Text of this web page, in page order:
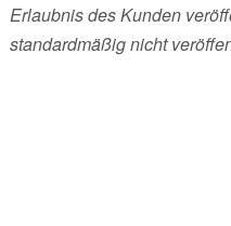
Erlaubnis des Kunden
standardmäßig nicht